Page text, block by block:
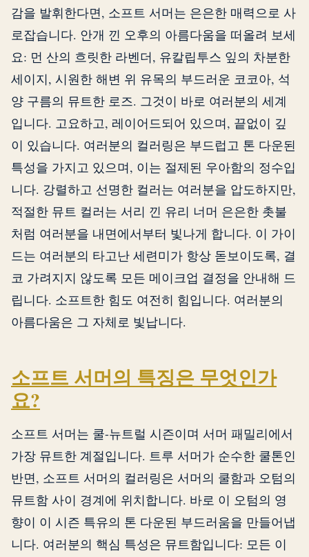
감을 발휘한다면, 소프트 서머는 은은한 매력으로 사
로잡습니다. 안개 낀 오후의 아름다움을 떠올려 보세
요: 먼 산의 흐릿한 라벤더, 유칼립투스 잎의 차분한
세이지, 시원한 해변 위 유목의 부드러운 코코아, 석
양 구름의 뮤트한 로즈. 그것이 바로 여러분의 세계
입니다. 고요하고, 레이어드되어 있으며, 끝없이 깊
이 있습니다. 여러분의 컬러링은 부드럽고 톤 다운된
특성을 가지고 있으며, 이는 절제된 우아함의 정수입
니다. 강렬하고 선명한 컬러는 여러분을 압도하지만,
적절한 뮤트 컬러는 서리 낀 유리 너머 은은한 촛불
처럼 여러분을 내면에서부터 빛나게 합니다. 이 가이
드는 여러분의 타고난 세련미가 항상 돋보이도록, 결
코 가려지지 않도록 모든 메이크업 결정을 안내해 드
립니다. 소프트한 힘도 여전히 힘입니다. 여러분의
아름다움은 그 자체로 빛납니다.
소프트 서머의 특징은 무엇인가
요?
소프트 서머는 쿨-뉴트럴 시즌이며 서머 패밀리에서
가장 뮤트한 계절입니다. 트루 서머가 순수한 쿨톤인
반면, 소프트 서머의 컬러링은 서머의 쿨함과 오텀의
뮤트함 사이 경계에 위치합니다. 바로 이 오텀의 영
향이 이 시즌 특유의 톤 다운된 부드러움을 만들어냅
니다. 여러분의 핵심 특성은 뮤트함입니다: 모든 이